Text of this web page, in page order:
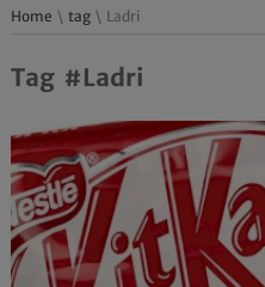
Home \ tag\ Ladri
Tag #Ladri